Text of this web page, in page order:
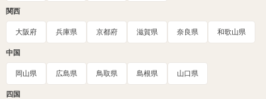
関西
大阪府 兵庫県 京都府 滋賀県 奈良県 和歌山県
中国
岡山県 広島県 鳥取県 島根県 山口県
四国